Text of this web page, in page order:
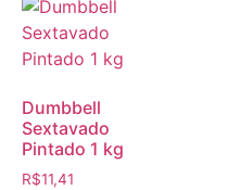
Dumbbell
Sextavado
Pintado 1 kg
R$11,41